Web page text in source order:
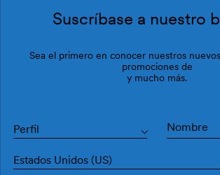
Suscríbase a nuestro
Sea el primero en conocer nuestros
promociones de
y mucho más.
Perfil
Estados Unidos (US)